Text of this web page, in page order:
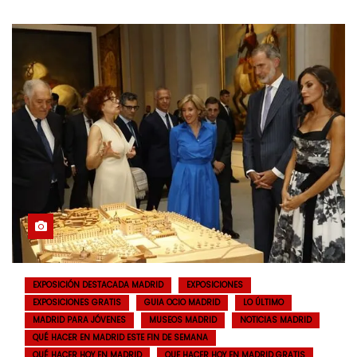
EXPOSICIÓN DESTACADA MADRID
EXPOSICIONES
EXPOSICIONES GRATIS
GUIA OCIO MADRID
LO ÚLTIMO
MADRID PARA JÓVENES
MUSEOS MADRID
NOTICIAS MADRID
QUÉ HACER EN MADRID ESTE FIN DE SEMANA